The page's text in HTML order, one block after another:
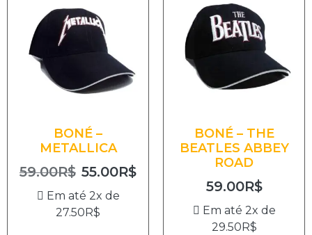
BONÉ –
METALLICA
59.00R$ 55.00R$
Em até 2x de
27.50R$
BONÉ – THE
BEATLES ABBEY
ROAD
59.00R$
Em até 2x de
29.50R$